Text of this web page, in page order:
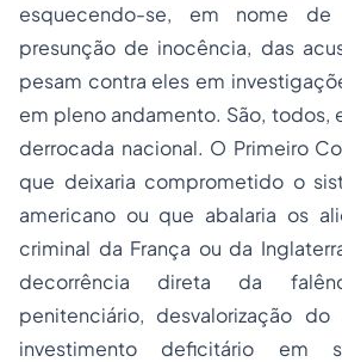
esquecendo-se, em nome de
presunção de inocência, das
pesam contra eles em
em pleno andamento. São, todos,
derrocada nacional. O Primeiro
que deixaria comprometido o
americano ou que abalaria os
criminal da França ou da
decorrência direta da
penitenciário, desvalorização
investimento deficitário em